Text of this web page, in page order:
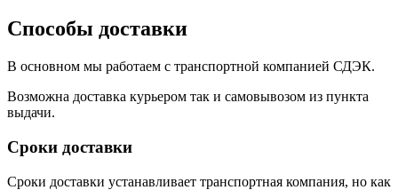
Способы доставки
В основном мы работаем с транспортной компанией СДЭК.
Возможна доставка курьером так и самовывозом из пункта
выдачи.
Сроки доставки
Сроки доставки устанавливает транспортная компания, но как